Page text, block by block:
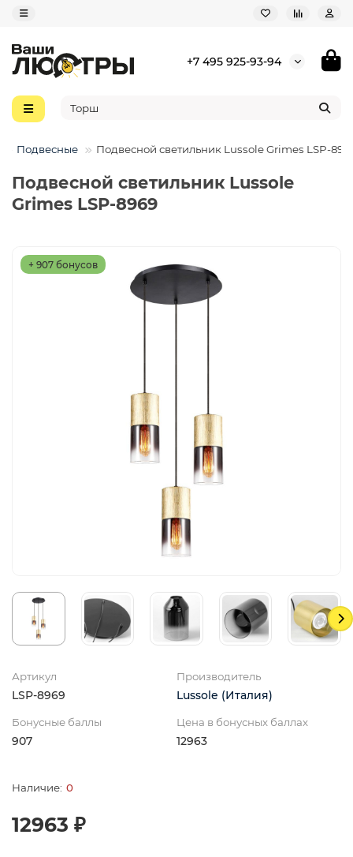
+7 495 925-93-94
Подвесные Подвесной светильник Lussole Grimes LSP-
Подвесной светильник Lussole
Grimes LSP-8969
+ 907 бонусов
Артикул
LSP-8969
Производитель
Lussole (Италия)
Бонусные баллы
907
Цена в бонусных баллах
12963
0
12963 ₽